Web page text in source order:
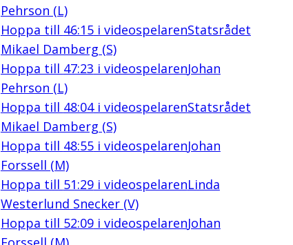
Pehrson (L)
Hoppa till 46:15i videospelarenStatsrådet
Mikael Damberg (S)
Hoppa till 47:23 i videospelarenJohan
Pehrson (L)
Hoppa till 48:04i videospelarenStatsrådet
Mikael Damberg (S)
Hoppa till 48:55i videospelarenJohan
Forssell (M)
Hoppa till 51:29i videospelarenLinda
Westerlund Snecker (V)
Hoppa till 52:09i videospelarenJohan